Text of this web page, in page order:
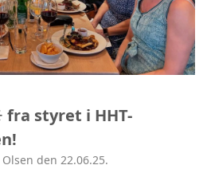
styret i HHT-
den 22.06.25.